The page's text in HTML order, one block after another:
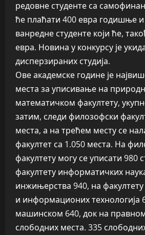
редовне студенте са
ће плаћати 400 евра годишње и
ванредне студенте који ће,
евра. Новина у конкурсу је
дисперзираних студија.
Ове академске године је
места за уписивање на
математичком факултету,
затим, следи филозофски
места, а на трећем месту се
факултет са 1.050 места. На
факултету могу се уписати 980
факултету информатичких
инжињерства 940, на
и информационих технологија
машинском 640, док на
слободних места. 335